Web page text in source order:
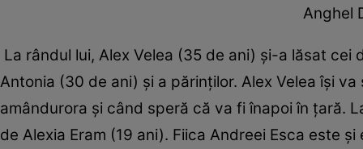
Anghel
La rândul lui, Alex Velea (35 de ani) şi-a lăsat cei
Antonia (30 de ani) şi a părinţilor. Alex Velea îşi
amândurora şi când speră că va fi înapoi în ţară.
de Alexia Eram (19 ani). Fiica Andreei Esca este